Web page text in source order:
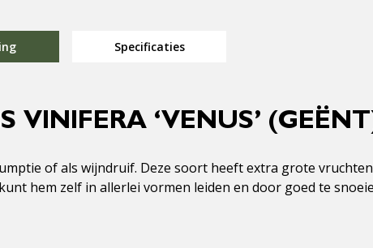
Specificaties
VINIFERA ‘VENUS’
of als wijndruif. Deze soort heeft extra grote
hem zelf in allerlei vormen leiden en door goed te